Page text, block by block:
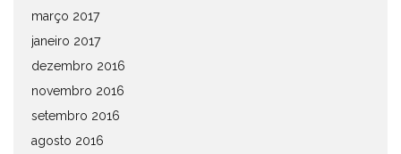
março 2017
janeiro 2017
dezembro 2016
novembro 2016
setembro 2016
agosto 2016